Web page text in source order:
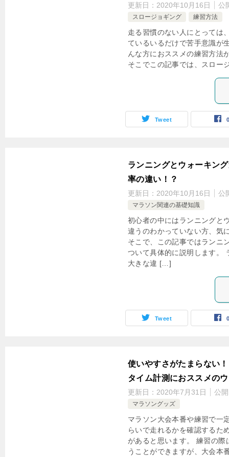
更新日： 2020年10月16日 公
スロージョギング 練習方法
走る習慣のない人にとっては
ているいるだけで苦手意識が
んな方におススメの練習方法
そこでこの記事では、スロー
Tweet
ランニングとウォーキン
率の違い！？
更新日： 2020年10月16日 公
マラソン関連の基礎知識
初心者の中にはランニングと
違うのわかっていない方、気
そこで、この記事ではランニ
ついて具体的に説明します。
大きな違 […]
Tweet
使いやすさがたまらない
タイム計測におススメの
更新日： 2020年7月31日 公
マラソングッズ
マラソン大会本番や練習で一
らいで走れるかを確認するた
があると思います。 練習の
うことができますが、大会本